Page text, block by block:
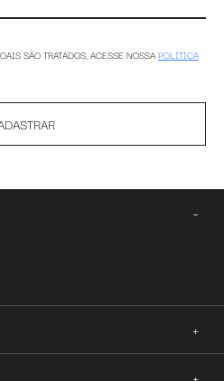
SÃO TRATADOS, ACESSE NOSSAPOLÍTICA
−
+